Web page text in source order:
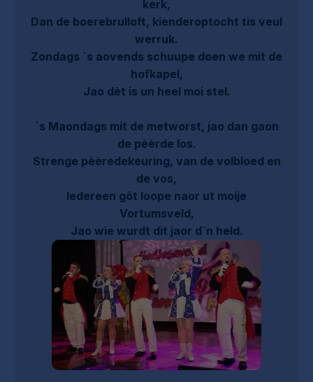
kerk,
Dan de boerebrulloft, kienderoptocht tis veul
werruk.
Zondags `s aovends schuupe doen we mit de
hofkapel,
Jao dèt is un heel moi stel.
`s Maondags mit de metworst, jao dan gaon
de pèèrde los.
Strenge pèèredekeuring, van de volbloed en
de vos,
Iedereen gôt loope naor ut moije
Vortumsveld,
Jao wie wurdt dit jaor d`n held.